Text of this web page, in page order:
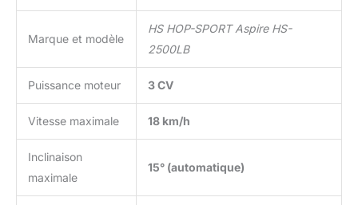
Marque et modèle
HS HOP-SPORT Aspire HS-
2500LB
Puissance moteur 3 CV
Vitesse maximale 18 km/h
Inclinaison
maximale
15° (automatique)